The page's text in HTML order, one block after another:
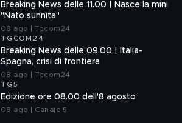
Breaking News delle 11.00 | Nasce la mini
"Nato sunnita"
08 ago | Tgcom24
TGCOM24
Breaking News delle 09.00 | Italia-
Spagna, crisi di frontiera
08 ago | Tgcom24
TG5
Edizione ore 08.00 dell'8 agosto
08 ago | Canale 5